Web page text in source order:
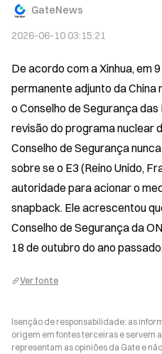
GateNews
2026-06-10 03:15:21
De acordo com a Xinhua, em
permanente adjunto da China
o Conselho de Segurança
revisão do programa nuclear
Conselho de Segurança
sobre se o E3 (Reino Unido,
autoridade para acionar o
snapback. Ele acrescentou
Conselho de Segurança da
18 de outubro do ano
Ver fonte
Isenção de responsabilidade: as
origem em fontes terceiras e servem
representam as opiniões da Gate e